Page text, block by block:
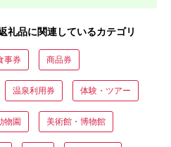
礼品に関連しているカテゴリ
事券 商品券
温泉利用券 体験・ツアー
物園 美術館・博物館